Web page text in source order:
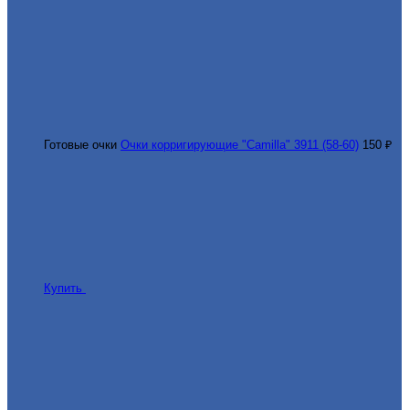
Готовые очки Очки корригирующие "Camilla" 3911 (58-60) 150 ₽
Купить